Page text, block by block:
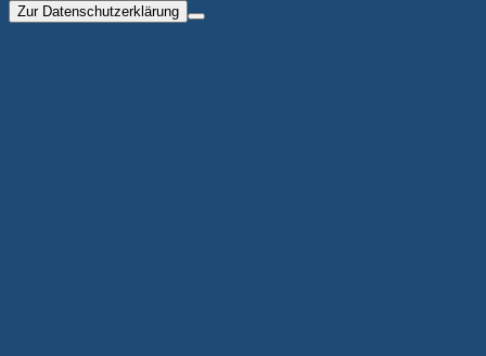
Zur Datenschutzerklärung